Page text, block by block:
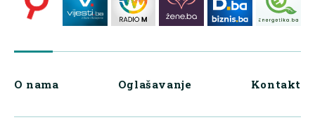
O nama Oglašavanje Kontakt